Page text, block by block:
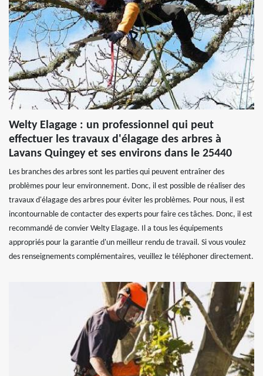
Welty Elagage : un professionnel qui peut
effectuer les travaux d'élagage des arbres à
Lavans Quingey et ses environs dans le 25440
Les branches des arbres sont les parties qui peuvent entraîner des
problèmes pour leur environnement. Donc, il est possible de réaliser des
travaux d'élagage des arbres pour éviter les problèmes. Pour nous, il est
incontournable de contacter des experts pour faire ces tâches. Donc, il est
recommandé de convier Welty Elagage. Il a tous les équipements
appropriés pour la garantie d'un meilleur rendu de travail. Si vous voulez
des renseignements complémentaires, veuillez le téléphoner directement.